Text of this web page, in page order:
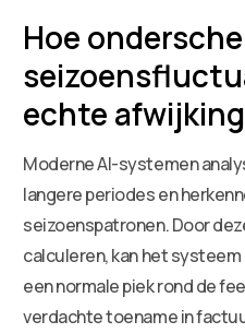
Hoe
echte
Moderne AI-systemen
langere periodes en
seizoenspatronen. Door
calculeren, kan het
een normale piek rond de
verdachte toename in